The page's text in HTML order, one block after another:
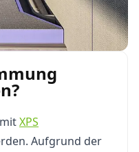
XPS
Aufgrund der